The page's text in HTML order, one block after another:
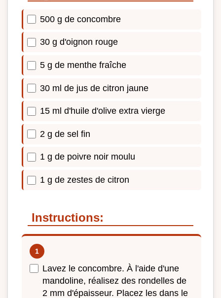
500 g de concombre
30 g d'oignon rouge
5 g de menthe fraîche
30 ml de jus de citron jaune
15 ml d'huile d'olive extra vierge
2 g de sel fin
1 g de poivre noir moulu
1 g de zestes de citron
Instructions:
Lavez le concombre. À l'aide d'une
mandoline, réalisez des rondelles de
2 mm d'épaisseur. Placez les dans le